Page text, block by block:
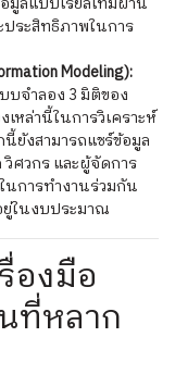
ประสิทธิภาพในการ
Modeling):
บจำลอง 3 มิติของ
หล่านี้ในการวิเคราะห์
ยังสามารถแชร์ข้อมูล
ศวกร และผู้จัดการ
นการทำงานร่วมกัน
ยู่ในงบประมาณ
องมือ
ที่หลาก